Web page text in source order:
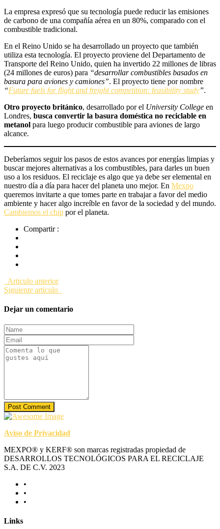
La empresa expresó que su tecnología puede reducir las emisiones
de carbono de una compañía aérea en un 80%, comparado con el
combustible tradicional.
En el Reino Unido se ha desarrollado un proyecto que también
utiliza esta tecnología. El proyecto proviene del Departamento de
Transporte del Reino Unido, quien ha invertido 22 millones de libras
(24 millones de euros) para “desarrollar combustibles basados en
basura para aviones y camiones”. El proyecto tiene por nombre
“Future fuels for flight and freight competition: feasibility study”.
Otro proyecto británico, desarrollado por el University College en
Londres, busca convertir la basura doméstica no reciclable en
metanol para luego producir combustible para aviones de largo
alcance.
Deberíamos seguir los pasos de estos avances por energías limpias y
buscar mejores alternativas a los combustibles, para darles un buen
uso a los residuos. El reciclaje es algo que ya debe ser elemental en
nuestro día a día para hacer del planeta uno mejor. En Mexpo
queremos invitarte a que tomes parte en trabajar a favor del medio
ambiente y hacer algo increíble en favor de la sociedad y del mundo.
Cambiemos el chip por el planeta.
Compartir :
Articulo anterior
Siguiente articulo
Dejar un comentario
Post Comment
Aviso de Privacidad
MEXPO® y KERF® son marcas registradas propiedad de
DESARROLLOS TECNOLÓGICOS PARA EL RECICLAJE
S.A. DE C.V. 2023
Links